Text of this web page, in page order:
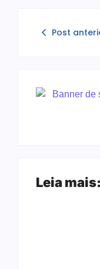
Post
Leia mais: